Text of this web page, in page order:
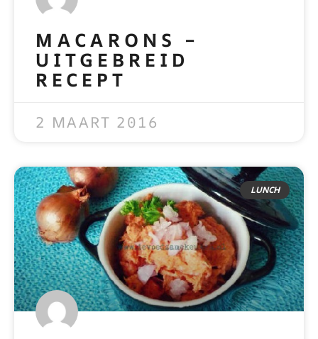
MACARONS –
UITGEBREID
RECEPT
2 MAART 2016
LUNCH